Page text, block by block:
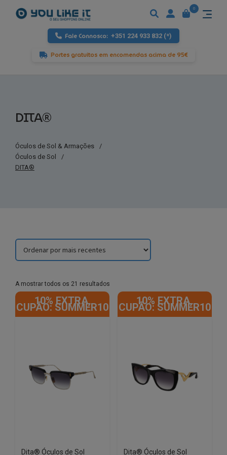
Fale Connosco: +351 224 933 832 (*)
Portes gratuitos em encomendas acima de 95€
0
DITA®
Óculos de Sol & Armações
/
Óculos de Sol
/
DITA®
A mostrar todos os 21 resultados
latest
10% EXTRA,
CUPÃO: SUMMER10
Dita® Óculos de Sol
10% EXTRA,
CUPÃO: SUMMER10
Dita® Óculos de Sol